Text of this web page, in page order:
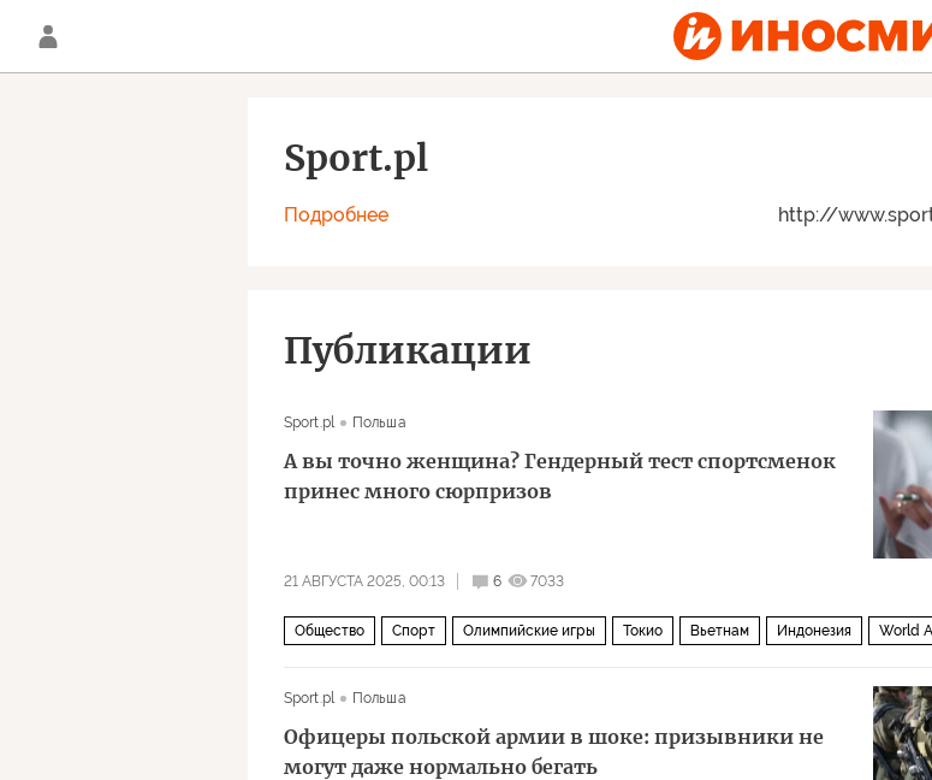
http://
Sport.pl
Подробнее
Публикации
Sport.pl Польша
А вы точно женщина? Гендерный тест спортсменок
принес много сюрпризов
21 АВГУСТА 2025, 00:13 6 7033
Общество Спорт Олимпийские игры Токио Вьетнам Индонезия World
Sport.pl Польша
Офицеры польской армии в шоке: призывники не
могут даже нормально бегать